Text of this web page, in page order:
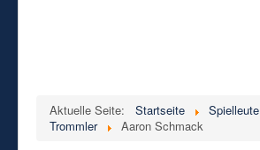
Aktuelle Seite: Startseite
Spielleute
Trommler
Aaron Schmack